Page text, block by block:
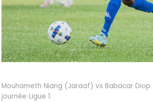
Mouhameth Niang (Jaraaf) vs Babacar
journée Ligue 1.